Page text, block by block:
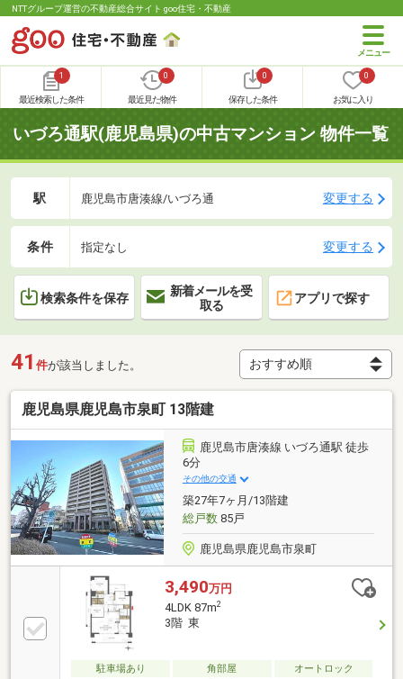
NTTグループ運営の不動産総合サイト goo住宅・不動産
1
最近検索した条件
0
最近見た物件
0
保存した条件
0
お気に入り
いづろ通駅(鹿児島県)の中古マンション 物件一覧
駅 鹿児島市唐湊線/いづろ通 変更する
条件 指定なし 変更する
検索条件を保存
新着メールを受
取る
アプリで探す
41 件が該当しました。
鹿児島県鹿児島市泉町 13階建
鹿児島市唐湊線 いづろ通駅 徒歩
6分
その他の交通
築27年7ヶ月/13階建
総戸数85戸
鹿児島県鹿児島市泉町
3,490万円
4LDK 87m2
3階 東
駐車場あり 角部屋
オートロック